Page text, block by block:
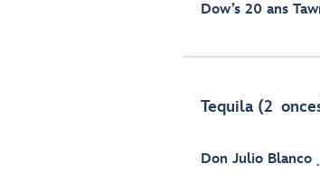
Dow’s 20 ans
Tequila (2
Don Julio Blanco